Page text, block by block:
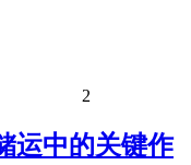
2
运中的关键作